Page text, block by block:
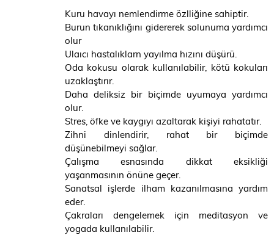
Kuru havayı nemlendirme özlliğine sahiptir.
Burun tıkanıklığını gidererek solunuma yardımcı
olur
Ulaıcı hastalıklarn yayılma hızını düşürü.
Oda kokusu olarak kullanılabilir, kötü kokuları
uzaklaştırır.
Daha deliksiz bir biçimde uyumaya yardımcı
olur.
Stres, öfke ve kaygıyı azaltarak kişiyi rahatatır.
Zihni dinlendirir, rahat bir biçimde
düşünebilmeyi sağlar.
Çalışma esnasında dikkat eksikliği
yaşanmasının önüne geçer.
Sanatsal işlerde ilham kazanılmasına yardım
eder.
Çakraları dengelemek için meditasyon ve
yogada kullanılabilir.